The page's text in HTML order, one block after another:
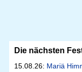
Die nächsten
15.08.26: Mariä